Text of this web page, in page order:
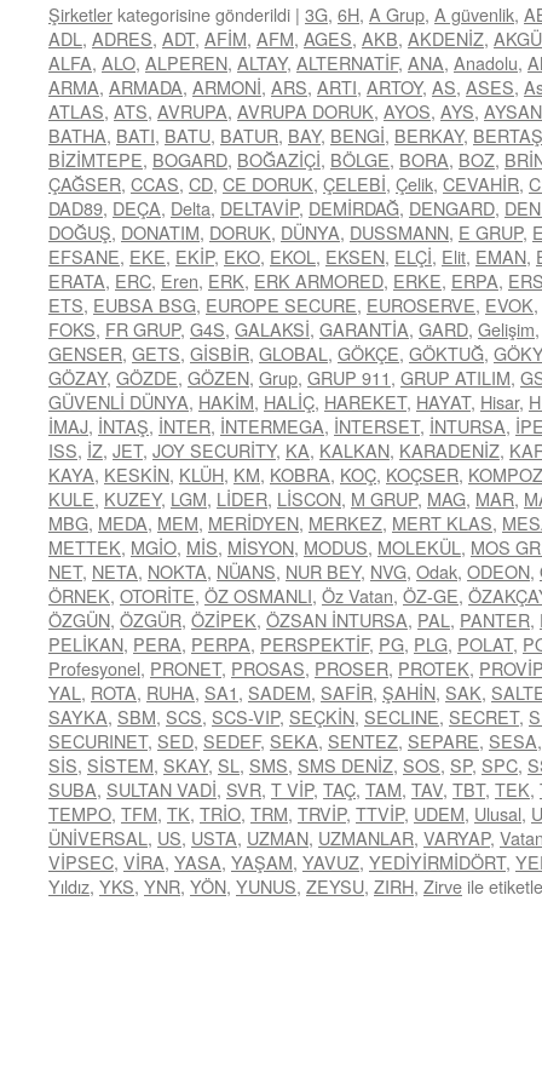
Şirketler kategorisine gönderildi | 3G, 6H, A Grup, A güvenlik,
ADL , ADRES, ADT, AFİM, AFM, AGES, AKB, AKDENİZ,
ALFA, ALO, ALPEREN, ALTAY, ALTERNATİF, ANA, Anadolu,
ARMA, ARMADA, ARMONİ, ARS, ARTI, ARTOY, AS, ASES,
ATLAS, ATS, AVRUPA, AVRUPA DORUK, AYOS, AYS, AYSAN
BATHA, BATI, BATU, BATUR, BAY, BENGİ, BERKAY, BERTAŞ
BİZİMTEPE, BOGARD, BOĞAZİÇİ, BÖLGE, BORA, BOZ,
ÇAĞSER, CCAS, CD, CE DORUK, ÇELEBİ, Çelik, CEVAHİR,
DAD89, DEÇA, Delta, DELTAVİP, DEMİRDAĞ, DENGARD,
DOĞUŞ, DONATIM, DORUK, DÜNYA, DUSSMANN, E GRUP,
EFSANE, EKE, EKİP, EKO, EKOL , EKSEN, ELÇİ, Elit, EMAN,
ERATA, ERC, Eren, ERK, ERK ARMORED, ERKE, ERPA,
ETS, EUBSA BSG, EUROPE SECURE, EUROSERVE, EVOK,
FOKS, FR GRUP, G4S, GALAKSİ, GARANTİA, GARD, Gelişim
GENSER, GETS, GİSBİR, GLOBAL , GÖKÇE, GÖKTUĞ,
GÖZAY, GÖZDE, GÖZEN, Grup, GRUP 911, GRUP ATILIM,
GÜVENLİ DÜNYA, HAKİM, HALİÇ, HAREKET, HAYAT, Hisar,
İMAJ, İNTAŞ, İNTER, İNTERMEGA, İNTERSET, İNTURSA,
ISS, İZ, JET, JOY SECURİTY, KA, KALKAN, KARADENİZ,
KAYA, KESKİN, KLÜH, KM, KOBRA, KOÇ, KOÇSER,
KULE, KUZEY, LGM, LİDER, LİSCON, M GRUP, MAG, MAR,
MBG, MEDA, MEM, MERİDYEN, MERKEZ, MERT KLAS,
METTEK, MGİO, MİS, MİSYON, MODUS, MOLEKÜL , MOS
NET, NETA, NOKTA, NÜANS, NUR BEY, NVG, Odak, ODEON,
ÖRNEK, OTORİTE, ÖZ OSMANLI, Öz Vatan, ÖZ-GE,
ÖZGÜN, ÖZGÜR, ÖZİPEK, ÖZSAN İNTURSA, PAL , PANTER,
PELİKAN, PERA, PERPA, PERSPEKTİF, PG, PLG, POLAT,
Profesyonel, PRONET, PROSAS, PROSER, PROTEK, PROVİP
YAL , ROTA, RUHA, SA1, SADEM, SAFİR, ŞAHİN, SAK,
SAYKA, SBM, SCS, SCS-VIP, SEÇKİN, SECLINE, SECRET,
SECURINET, SED, SEDEF, SEKA, SENTEZ, SEPARE, SESA
SİS, SİSTEM, SKAY, SL , SMS, SMS DENİZ, SOS, SP, SPC,
SUBA, SULTAN VADİ, SVR, T VİP, TAÇ, TAM, TAV, TBT, TEK,
TEMPO, TFM, TK, TRİO, TRM, TRVİP, TTVİP, UDEM, Ulusal,
ÜNİVERSAL , US, USTA, UZMAN, UZMANLAR, VARYAP,
VİPSEC, VİRA, YASA, YAŞAM, YAVUZ, YEDİYİRMİDÖRT,
Yıldız, YKS, YNR, YÖN, YUNUS, ZEYSU, ZIRH, Zirve ile